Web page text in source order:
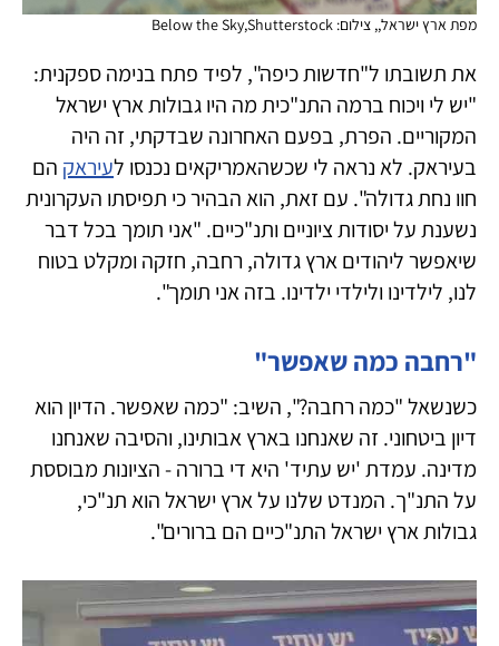
מפת ארץ ישראל,, צילום: Below the Sky,Shutterstock
את תשובתו ל"חדשות כיפה", לפיד פתח בנימה ספקנית:
"יש לי ויכוח ברמה התנ"כית מה היו גבולות ארץ ישראל
המקוריים. הפרת, בפעם האחרונה שבדקתי, זה היה
בעיראק. לא נראה לי שכשהאמריקאים נכנסו לעיראק הם
חוו נחת גדולה". עם זאת, הוא הבהיר כי תפיסתו העקרונית
נשענת על יסודות ציוניים ותנ"כיים. "אני תומך בכל דבר
שיאפשר ליהודים ארץ גדולה, רחבה, חזקה ומקלט בטוח
לנו, לילדינו ולילדי ילדינו. בזה אני תומך".
"רחבה כמה שאפשר"
כשנשאל "כמה רחבה?", השיב: "כמה שאפשר. הדיון הוא
דיון ביטחוני. זה שאנחנו בארץ אבותינו, והסיבה שאנחנו
מדינה. עמדת 'יש עתיד' היא די ברורה - הציונות מבוססת
על התנ"ך. המנדט שלנו על ארץ ישראל הוא תנ"כי,
גבולות ארץ ישראל התנ"כיים הם ברורים".